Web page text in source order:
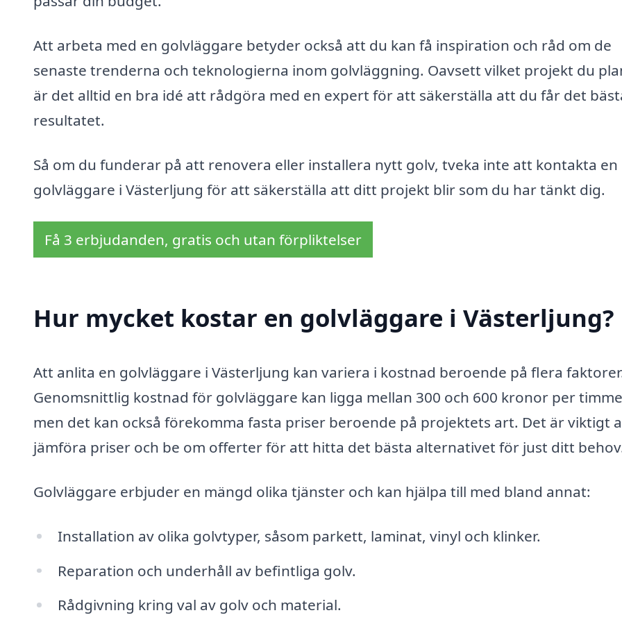
Att arbeta med en golvläggare betyder också att du kan få inspiration och råd om de
senaste trenderna och teknologierna inom golvläggning. Oavsett vilket projekt du
är det alltid en bra idé att rådgöra med en expert för att säkerställa att du får det
resultatet.
Så om du funderar på att renovera eller installera nytt golv, tveka inte att kontakta en
golvläggare i Västerljung för att säkerställa att ditt projekt blir som du har tänkt dig.
Få 3 erbjudanden, gratis och utan förpliktelser
Hur mycket kostar en golvläggare i Västerljung?
Att anlita en golvläggare i Västerljung kan variera i kostnad beroende på flera
Genomsnittlig kostnad för golvläggare kan ligga mellan 300 och 600 kronor per
men det kan också förekomma fasta priser beroende på projektets art. Det är viktigt
jämföra priser och be om offerter för att hitta det bästa alternativet för just ditt
Golvläggare erbjuder en mängd olika tjänster och kan hjälpa till med bland annat:
Installation av olika golvtyper, såsom parkett, laminat, vinyl och klinker.
Reparation och underhåll av befintliga golv.
Rådgivning kring val av golv och material.